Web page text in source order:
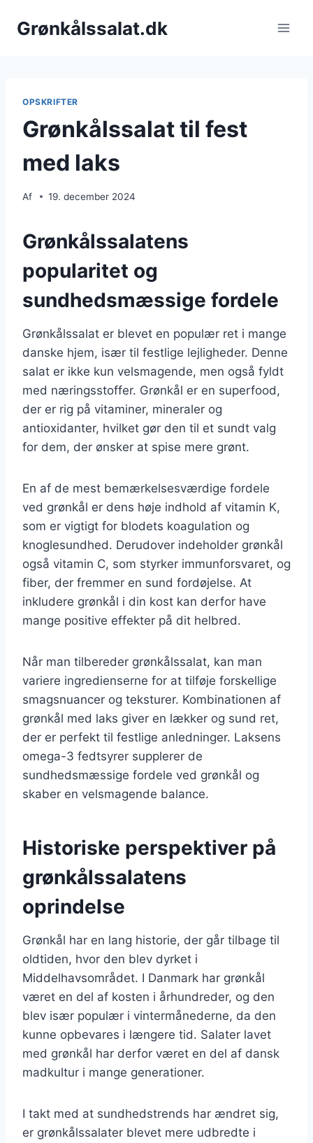
Grønkålssalat.dk
OPSKRIFTER
Grønkålssalat til fest
med laks
Af 19. december 2024
Grønkålssalatens
popularitet og
sundhedsmæssige fordele
Grønkålssalat er blevet en populær ret i mange
danske hjem, især til festlige lejligheder. Denne
salat er ikke kun velsmagende, men også fyldt
med næringsstoffer. Grønkål er en superfood,
der er rig på vitaminer, mineraler og
antioxidanter, hvilket gør den til et sundt valg
for dem, der ønsker at spise mere grønt.
En af de mest bemærkelsesværdige fordele
ved grønkål er dens høje indhold af vitamin K,
som er vigtigt for blodets koagulation og
knoglesundhed. Derudover indeholder grønkål
også vitamin C, som styrker immunforsvaret, og
fiber, der fremmer en sund fordøjelse. At
inkludere grønkål i din kost kan derfor have
mange positive effekter på dit helbred.
Når man tilbereder grønkålssalat, kan man
variere ingredienserne for at tilføje forskellige
smagsnuancer og teksturer. Kombinationen af
grønkål med laks giver en lækker og sund ret,
der er perfekt til festlige anledninger. Laksens
omega-3 fedtsyrer supplerer de
sundhedsmæssige fordele ved grønkål og
skaber en velsmagende balance.
Historiske perspektiver på
grønkålssalatens
oprindelse
Grønkål har en lang historie, der går tilbage til
oldtiden, hvor den blev dyrket i
Middelhavsområdet. I Danmark har grønkål
været en del af kosten i århundreder, og den
blev især populær i vintermånederne, da den
kunne opbevares i længere tid. Salater lavet
med grønkål har derfor været en del af dansk
madkultur i mange generationer.
I takt med at sundhedstrends har ændret sig,
er grønkålssalater blevet mere udbredte i